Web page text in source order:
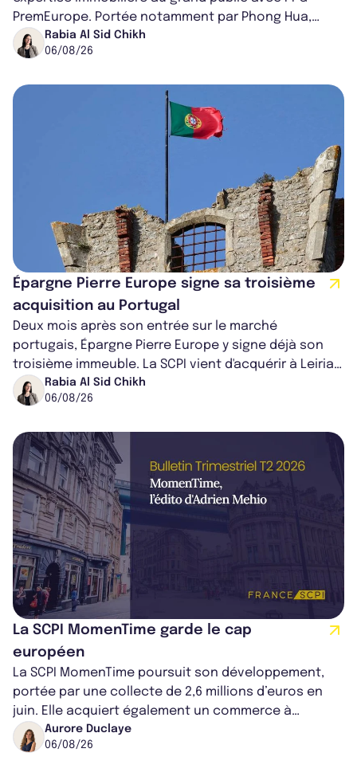
PremEurope. Portée notamment par Phong Hua,
ancien directeur des investissements d...
Rabia Al Sid Chikh
06/08/26
Épargne Pierre Europe signe sa troisième
acquisition au Portugal
Deux mois après son entrée sur le marché
portugais, Épargne Pierre Europe y signe déjà son
troisième immeuble. La SCPI vient d'acquérir à Leiria,
dans le centre du pays, un établis...
Rabia Al Sid Chikh
06/08/26
La SCPI MomenTime garde le cap
européen
La SCPI MomenTime poursuit son développement,
portée par une collecte de 2,6 millions d’euros en
juin. Elle acquiert également un commerce à
Worcester, place une plateforme logisti...
Aurore Duclaye
06/08/26